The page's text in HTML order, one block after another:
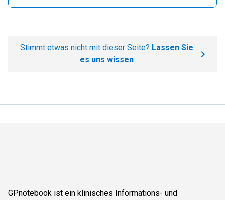
Stimmt etwas nicht mit dieser Seite? Lassen Sie
es uns wissen
GPnotebook ist ein klinisches Informations- und